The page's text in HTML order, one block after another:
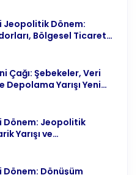
Jeopolitik Dönem:
Bölgesel Ticaret
Enerji Merkezi Hedefi
Çağı: Şebekeler, Veri
Depolama Yarışı Yeni
Yön Veriyor
Dönem: Jeopolitik
Yarışı ve
Aynı Anda Hızlanıyor
Dönem: Dönüşüm